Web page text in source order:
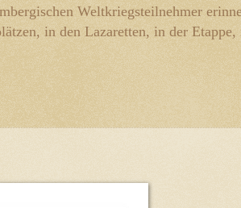
Weltkriegsteilnehmer
in den Lazaretten, in der